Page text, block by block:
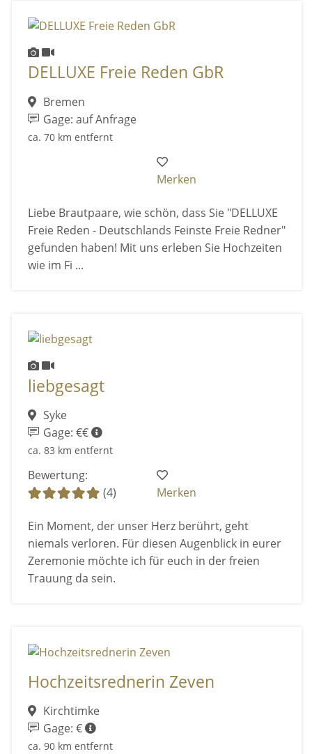
DELLUXE Freie Reden GbR
Bremen
Gage: auf Anfrage
ca. 70 km entfernt
Merken
Liebe Brautpaare, wie schön, dass Sie "DELLUXE
Freie Reden - Deutschlands Feinste Freie Redner"
gefunden haben! Mit uns erleben Sie Hochzeiten
wie im Fi ...
liebgesagt
Syke
Gage: €€
ca. 83 km entfernt
Bewertung:
(4)
Merken
Ein Moment, der unser Herz berührt, geht
niemals verloren. Für diesen Augenblick in eurer
Zeremonie möchte ich für euch in der freien
Trauung da sein.
Hochzeitsrednerin Zeven
Kirchtimke
Gage: €
ca. 90 km entfernt